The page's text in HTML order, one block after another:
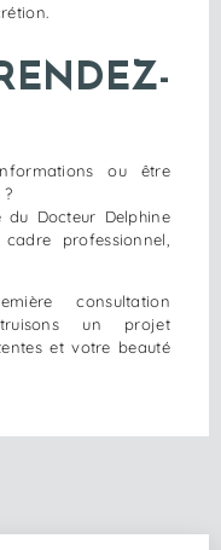
ou être
du Docteur Delphine
professionnel,
consultation
un projet
et votre beauté